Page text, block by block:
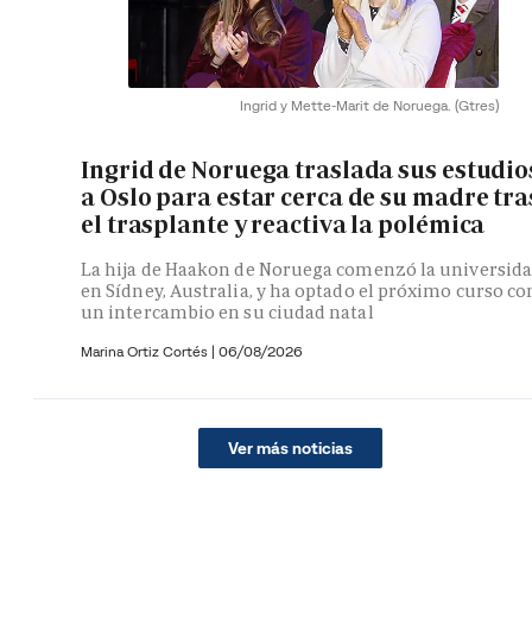
Ingrid y Mette-Marit de Noruega. (Gtres)
Ingrid de Noruega traslada sus
a Oslo para estar cerca de su madre
el trasplante y reactiva la polémica
La hija de Haakon de Noruega comenzó la
en Sídney, Australia, y ha optado el próximo curso
un intercambio en su ciudad natal
Marina Ortiz Cortés | 06/08/2026
Ver más noticias